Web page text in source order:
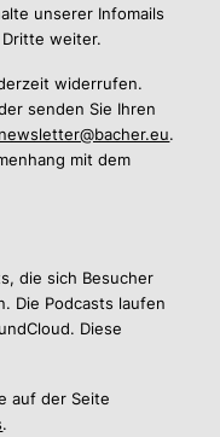
unserer Infomails
weiter.
widerrufen.
senden Sie Ihren
newsletter@bacher.eu.
mit dem
die sich Besucher
Die Podcasts laufen
Diese
auf der Seite
.